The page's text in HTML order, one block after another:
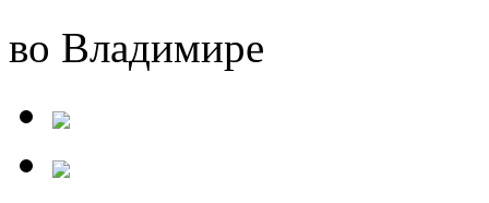
во Владимире